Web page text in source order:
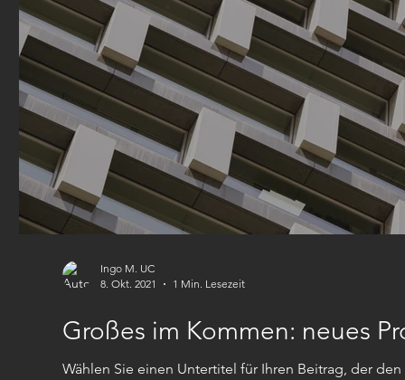
Großes im Kommen: neues
Wählen Sie einen Untertitel für Ihren Beitrag, der
Ingo M. UC
8. Okt. 2021
1 Min. Lesezeit